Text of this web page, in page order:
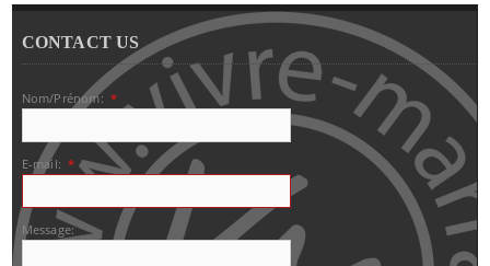
CONTACT US
Nom/Prénom: *
E-mail: *
Message: